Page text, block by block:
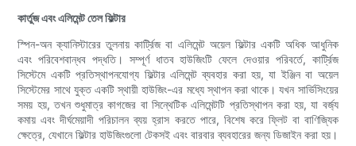
কার্তুজ এবং এলিমেন্ট তেল ফিল্টার
স্পিন-অন ক্যানিস্টারের তুলনায় কার্ট্রিজ বা এলিমেন্ট অয়েল ফিল্টার একটি অধিক আধুনিক
এবং পরিবেশবান্ধব পদ্ধতি। সম্পূর্ণ ধাতব হাউজিংটি ফেলে দেওয়ার পরিবর্তে, কার্ট্রিজ
সিস্টেমে একটি প্রতিস্থাপনযোগ্য ফিল্টার এলিমেন্ট ব্যবহার করা হয়, যা ইঞ্জিন বা অয়েল
সিস্টেমের সাথে যুক্ত একটি স্থায়ী হাউজিং-এর মধ্যে স্থাপন করা থাকে। যখন সার্ভিসিংয়ের
সময় হয়, তখন শুধুমাত্র কাগজের বা সিন্থেটিক এলিমেন্টটি প্রতিস্থাপন করা হয়, যা বর্জ্য
কমায় এবং দীর্ঘমেয়াদী পরিচালন ব্যয় হ্রাস করতে পারে, বিশেষ করে ফ্লিট বা বাণিজ্যিক
ক্ষেত্রে, যেখানে ফিল্টার হাউজিংগুলো টেকসই এবং বারবার ব্যবহারের জন্য ডিজাইন করা হয়।